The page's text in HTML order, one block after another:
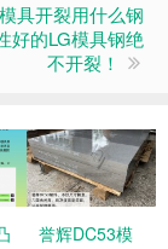
具开裂用什么钢
好的LG模具钢绝
不开裂！
誉辉DC53模